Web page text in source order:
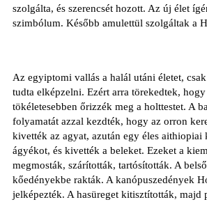
szolgálta, és szerencsét hozott. Az új élet
szimbólum. Később amulettül szolgáltak a
Az egyiptomi vallás a halál utáni életet,
tudta elképzelni. Ezért arra törekedtek,
tökéletesebben őrizzék meg a holttestet. A
folyamatát azzal kezdték, hogy az orron
kivették az agyat, azután egy éles
ágyékot, és kivették a beleket. Ezeket a
megmosták, szárították, tartósították. A
kőedényekbe rakták. A kanópuszedények
jelképezték. A hasüreget kitisztították, majd